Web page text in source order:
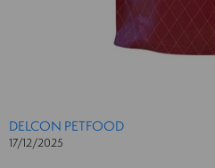
DELCON PETFOOD
17/12/2025